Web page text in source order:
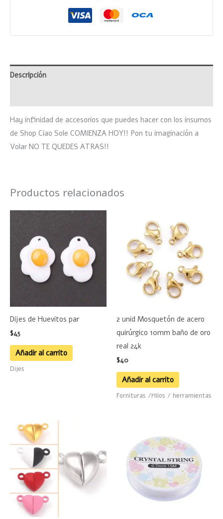
Descripción
Hay infinidad de accesorios que puedes hacer con los insumos
de Shop Ciao Sole COMIENZA HOY!! Pon tu imaginación a
Volar NO TE QUEDES ATRAS!!
Productos relacionados
Dijes de Huevitos par
$45
Añadir al carrito
Dijes
2 unid Mosquetón de acero
quirúrgico 10mm baño de oro
real 24k
$40
Añadir al carrito
Fornituras /Hilos / herramientas
Rango
de
precios:
desde
$48
hasta
$50
tiene
múltiples
variantes.